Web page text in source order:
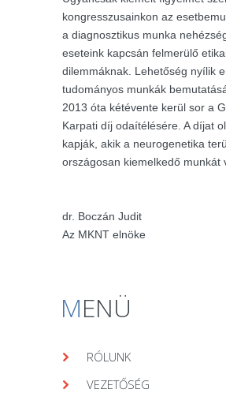
kongresszusainkon az
a diagnosztikus munka
eseteink kapcsán felmerülő
dilemmáknak. Lehetőség nyílik
tudományos munkák
2013 óta kétévente kerül sor a
Karpati díj odaítélésére. A díjat
kapják, akik a neurogenetika
országosan kiemelkedő munkát
dr. Boczán Judit
Az MKNT elnöke
MENÜ
RÓLUNK
VEZETŐSÉG